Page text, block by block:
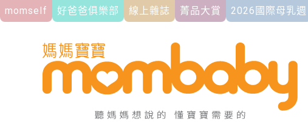
momself 好爸爸俱樂部 線上雜誌 菁品大賞 2026國際母乳週